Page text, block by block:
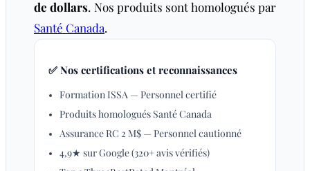
de dollars. Nos produits sont homologués par
Santé Canada.
✅ Nos certifications et reconnaissances
Formation ISSA — Personnel certifié
Produits homologués Santé Canada
Assurance RC 2 M$ — Personnel cautionné
4,9★ sur Google (320+ avis vérifiés)